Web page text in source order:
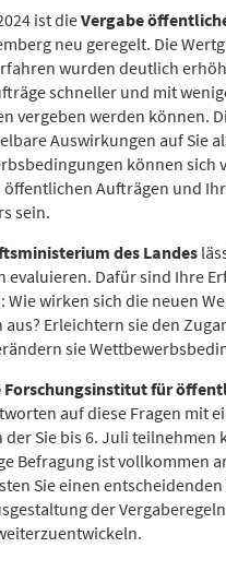
ist dieVergabe
neu geregelt. Die
wurden deutlich
schneller und mit
vergeben werden können.
Auswirkungen auf Sie
können sich
öffentlichen Aufträgen und
sein.
des Landes
evaluieren. Dafür sind Ihre
Wie wirken sich die neuen
Erleichtern sie den
sie
Forschungsinstitut für
auf diese Fragen mit
der Sie bis 6. Juli teilnehmen
Befragung ist vollkommen
Sie einen
der